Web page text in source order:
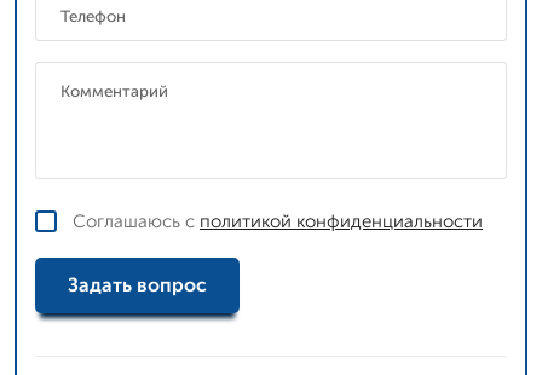
Соглашаюсь с политикой конфиденциальности
Задать вопрос